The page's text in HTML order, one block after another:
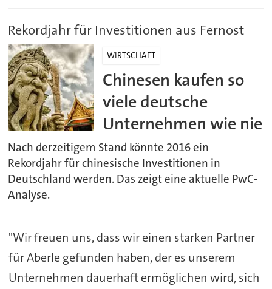
Rekordjahr für Investitionen aus Fernost
WIRTSCHAFT
Chinesen kaufen so
viele deutsche
Unternehmen wie nie
Nach derzeitigem Stand könnte 2016 ein
Rekordjahr für chinesische Investitionen in
Deutschland werden. Das zeigt eine aktuelle PwC-
Analyse.
"Wir freuen uns, dass wir einen starken Partner
für Aberle gefunden haben, der es unserem
Unternehmen dauerhaft ermöglichen wird, sich